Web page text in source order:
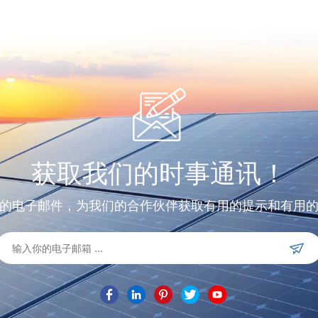
获取我们的时事通讯！
电子邮件，为我们的合作伙伴获取有用的提示和有用